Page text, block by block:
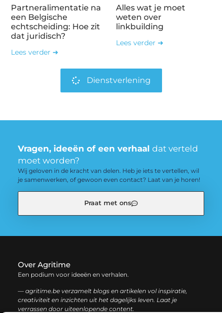
Partneralimentatie na
een Belgische
echtscheiding: Hoe zit
dat juridisch?
Lees verder ➜
Alles wat je moet
weten over
linkbuilding
Lees verder ➜
Dienstverlening
Vragen, ideeën of een verhaal dat verteld
moet worden?
Wij geloven in de kracht van delen. Heb je iets te vertellen, wil
je samenwerken, of gewoon even contact? Laat van je horen!
Praat met ons
Over Agritime
Een podium voor ideeën en verhalen.
— agritime.be verzamelt blogs en artikelen vol inspiratie,
creativiteit en inzichten uit het dagelijks leven. Laat je
verrassen door uiteenlopende content.